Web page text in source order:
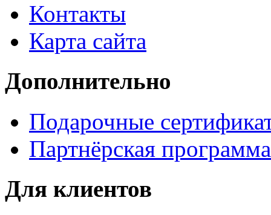
Контакты
Карта сайта
Дополнительно
Подарочные
Партнёрская программа
Для клиентов